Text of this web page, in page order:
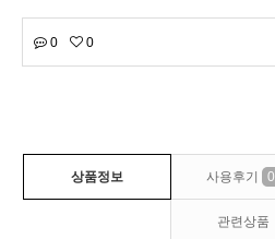
0 0
상품정보 사용후기 0
관련상품